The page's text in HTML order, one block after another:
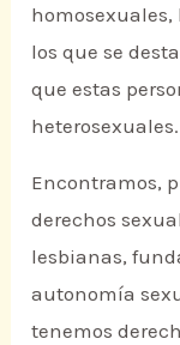
los que se
que estas
heterosexuales.
Encontramos,
derechos
lesbianas,
autonomía
tenemos